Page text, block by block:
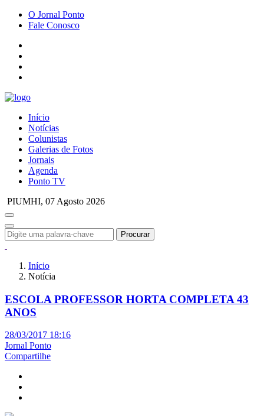
O Jornal Ponto
Fale Conosco
Início
Notícias
Colunistas
Galerias de Fotos
Jornais
Agenda
Ponto TV
PIUMHI, 07 Agosto 2026
Procurar
Início
Notícia
ESCOLA PROFESSOR HORTA COMPLETA 43
ANOS
28/03/2017 18:16
Jornal Ponto
Compartilhe